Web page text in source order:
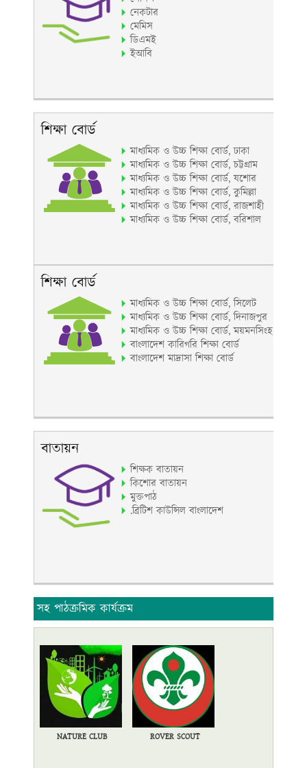
নেকটার
মেমিস
ডিএমই
ইআবি
শিক্ষা বোর্ড
মাধ্যমিক ও উচ্চ শিক্ষা বোর্ড, ঢাকা
মাধ্যমিক ও উচ্চ শিক্ষা বোর্ড, চট্টগ্রাম
মাধ্যমিক ও উচ্চ শিক্ষা বোর্ড, যশোর
মাধ্যমিক ও উচ্চ শিক্ষা বোর্ড, কুমিল্লা
মাধ্যমিক ও উচ্চ শিক্ষা বোর্ড, রাজশাহী
মাধ্যমিক ও উচ্চ শিক্ষা বোর্ড, বরিশাল
শিক্ষা বোর্ড
মাধ্যমিক ও উচ্চ শিক্ষা বোর্ড, সিলেট
মাধ্যমিক ও উচ্চ শিক্ষা বোর্ড, দিনাজপুর
মাধ্যমিক ও উচ্চ শিক্ষা বোর্ড, ময়মনসিংহ
বাংলাদেশ কারিগরি শিক্ষা বোর্ড
বাংলাদেশ মাদ্রাসা শিক্ষা বোর্ড
বাতায়ন
শিক্ষক বাতায়ন
কিশোর বাতায়ন
মুক্তপাঠ
.ব্রিটিশ কাউন্সিল বাংলাদেশ
সহ পাঠক্রমিক কার্যক্রম
NATURE CLUB ROVER SCOUT